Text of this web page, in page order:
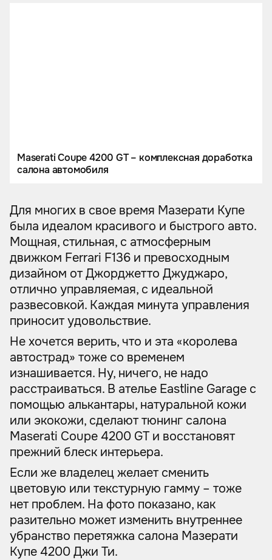
Maserati Coupe 4200 GT – комплексная доработка
салона автомобиля
Для многих в свое время Мазерати Купе
была идеалом красивого и быстрого авто.
Мощная, стильная, с атмосферным
движком Ferrari F136 и превосходным
дизайном от Джорджетто Джуджаро,
отлично управляемая, с идеальной
развесовкой. Каждая минута управления
приносит удовольствие.
Не хочется верить, что и эта «королева
автострад» тоже со временем
изнашивается. Ну, ничего, не надо
расстраиваться. В ателье Eastline Garage с
помощью алькантары, натуральной кожи
или экокожи, сделают тюнинг салона
Maserati Coupe 4200 GT и восстановят
прежний блеск интерьера.
Если же владелец желает сменить
цветовую или текстурную гамму – тоже
нет проблем. На фото показано, как
разительно может изменить внутреннее
убранство перетяжка салона Мазерати
Купе 4200 Джи Ти.